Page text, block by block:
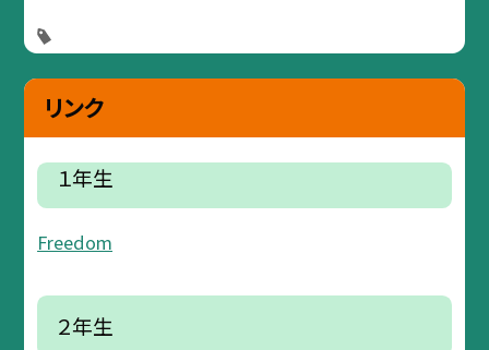
リンク
１年生
Freedom
２年生